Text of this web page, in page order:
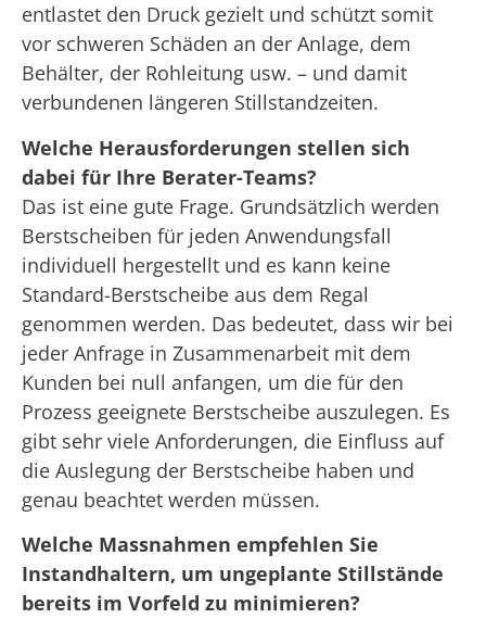
entlastet den Druck gezielt und schützt somit
vor schweren Schäden an der Anlage, dem
Behälter, der Rohleitung usw. – und damit
verbundenen längeren Stillstandzeiten.
Welche Herausforderungen stellen sich
dabei für Ihre Berater-Teams?
Das ist eine gute Frage. Grundsätzlich werden
Berstscheiben für jeden Anwendungsfall
individuell hergestellt und es kann keine
Standard-Berstscheibe aus dem Regal
genommen werden. Das bedeutet, dass wir bei
jeder Anfrage in Zusammenarbeit mit dem
Kunden bei null anfangen, um die für den
Prozess geeignete Berstscheibe auszulegen. Es
gibt sehr viele Anforderungen, die Einfluss auf
die Auslegung der Berstscheibe haben und
genau beachtet werden müssen.
Welche Massnahmen empfehlen Sie
Instandhaltern, um ungeplante Stillstände
bereits im Vorfeld zu minimieren?